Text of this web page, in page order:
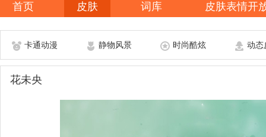
首页 皮肤 词库 皮肤表情开
卡通动漫 静物风景 时尚酷炫 动态
花未央